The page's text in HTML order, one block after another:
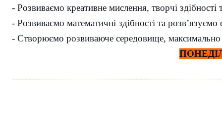
- Розвиваємо креативне мислення, творчі здібності
- Розвиваємо математичні здібності та розв’язуємо
- Створюємо розвиваюче середовище, максимально